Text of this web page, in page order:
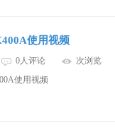
使用视频
0人评论
次浏览
使用视频